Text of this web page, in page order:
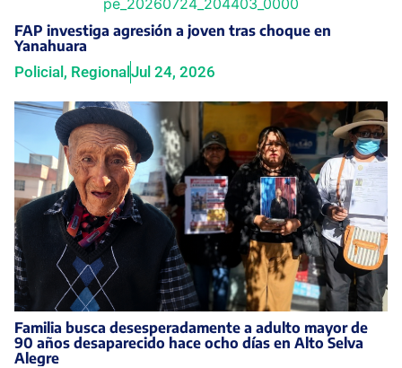
FAP investiga agresión a joven tras choque en
Yanahuara
Policial, RegionalJul 24, 2026
Familia busca desesperadamente a adulto mayor de
90 años desaparecido hace ocho días en Alto Selva
Alegre